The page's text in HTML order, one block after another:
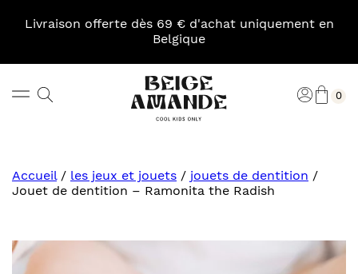
Livraison offerte dès 69 € d'achat uniquement en
Belgique
Rechercher 0
Accueil/ les jeux et jouets / jouets de dentition /
Jouet de dentition – Ramonita the Radish